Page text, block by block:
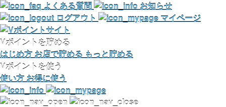
よくある質問
お知らせ
ログアウト
マイページ
Vポイントを貯める
はじめ方 お店で貯める もっと貯める
Vポイントを使う
使い方 お得に使う